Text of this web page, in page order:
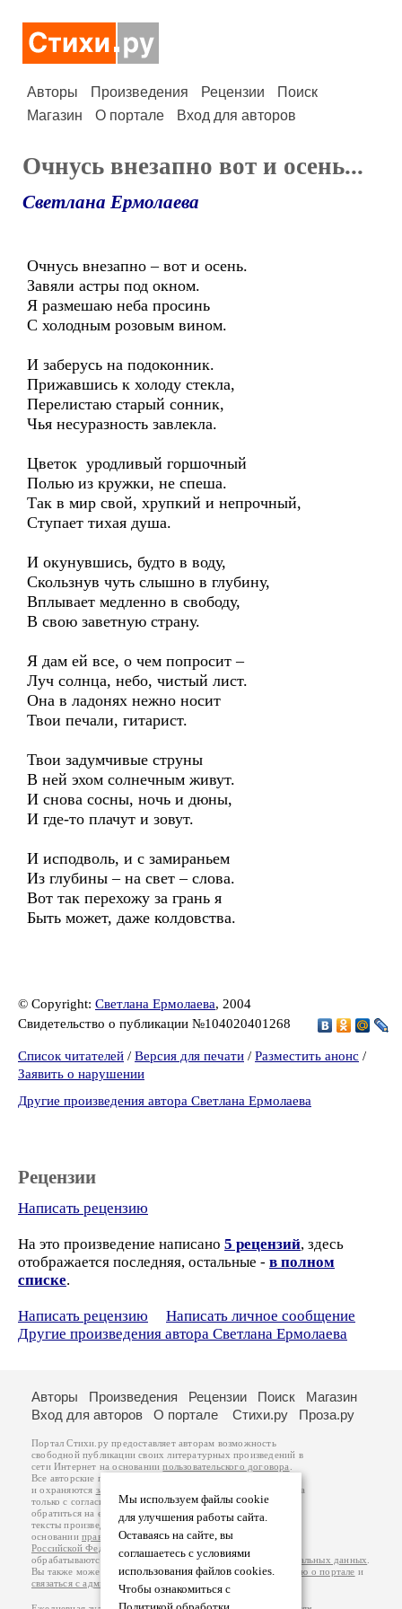
Авторы Произведения Рецензии
Поиск
Магазин
О портале Вход для авторов
Очнусь внезапно вот и осень...
Светлана Ермолаева
Очнусь внезапно – вот и осень.
Завяли астры под окном.
Я размешаю неба просинь
С холодным розовым вином.
И заберусь на подоконник.
Прижавшись к холоду стекла,
Перелистаю старый сонник,
Чья несуразность завлекла.
Цветок уродливый горшочный
Полью из кружки, не спеша.
Так в мир свой, хрупкий и непрочный,
Ступает тихая душа.
И окунувшись, будто в воду,
Скользнув чуть слышно в глубину,
Вплывает медленно в свободу,
В свою заветную страну.
Я дам ей все, о чем попросит –
Луч солнца, небо, чистый лист.
Она в ладонях нежно носит
Твои печали, гитарист.
Твои задумчивые струны
В ней эхом солнечным живут.
И снова сосны, ночь и дюны,
И где-то плачут и зовут.
И исподволь, и с замираньем
Из глубины – на свет – слова.
Вот так перехожу за грань я
Быть может, даже колдовства.
© Copyright: Светлана Ермолаева, 2004
Свидетельство о публикации №104020401268
Список читателей / Версия для печати / Разместить анонс /
Заявить о нарушении
Другие произведения автора Светлана Ермолаева
Рецензии
Написать рецензию
На это произведение написано 5 рецензий, здесь
отображается последняя, остальные - в полном
списке.
Написать рецензию
Написать личное сообщение
Другие произведения автора Светлана Ермолаева
Мы используем файлы cookie
для улучшения работы сайта.
Оставаясь на сайте, вы
соглашаетесь с условиями
использования файлов cookies.
Чтобы ознакомиться с
Авторы Произведения Рецензии Поиск
Магазин
Вход для авторов
О портале Стихи.ру Проза.ру
Портал Стихи.ру предоставляет авторам возможность
свободной публикации своих литературных произведений в
сети Интернет на основаниипользовательского договора
Все авторские права на произведения принадлежат авторам
и охраняются законом
. Перепечатка произведений возможна
только с согласия его автора, к которому вы можете
обратиться на его авторской странице. Ответственность за
тексты произведений авторы несут самостоятельно на
основанииправил публикацииизаконодательства
Российской Федерации
обрабатываются на основанииПолитики обработки персональных данных
Вы также можете посмотреть более подробнуюинформацию о портале и
связаться с администрацией